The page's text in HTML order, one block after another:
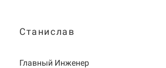
Станислав
Главный Инженер